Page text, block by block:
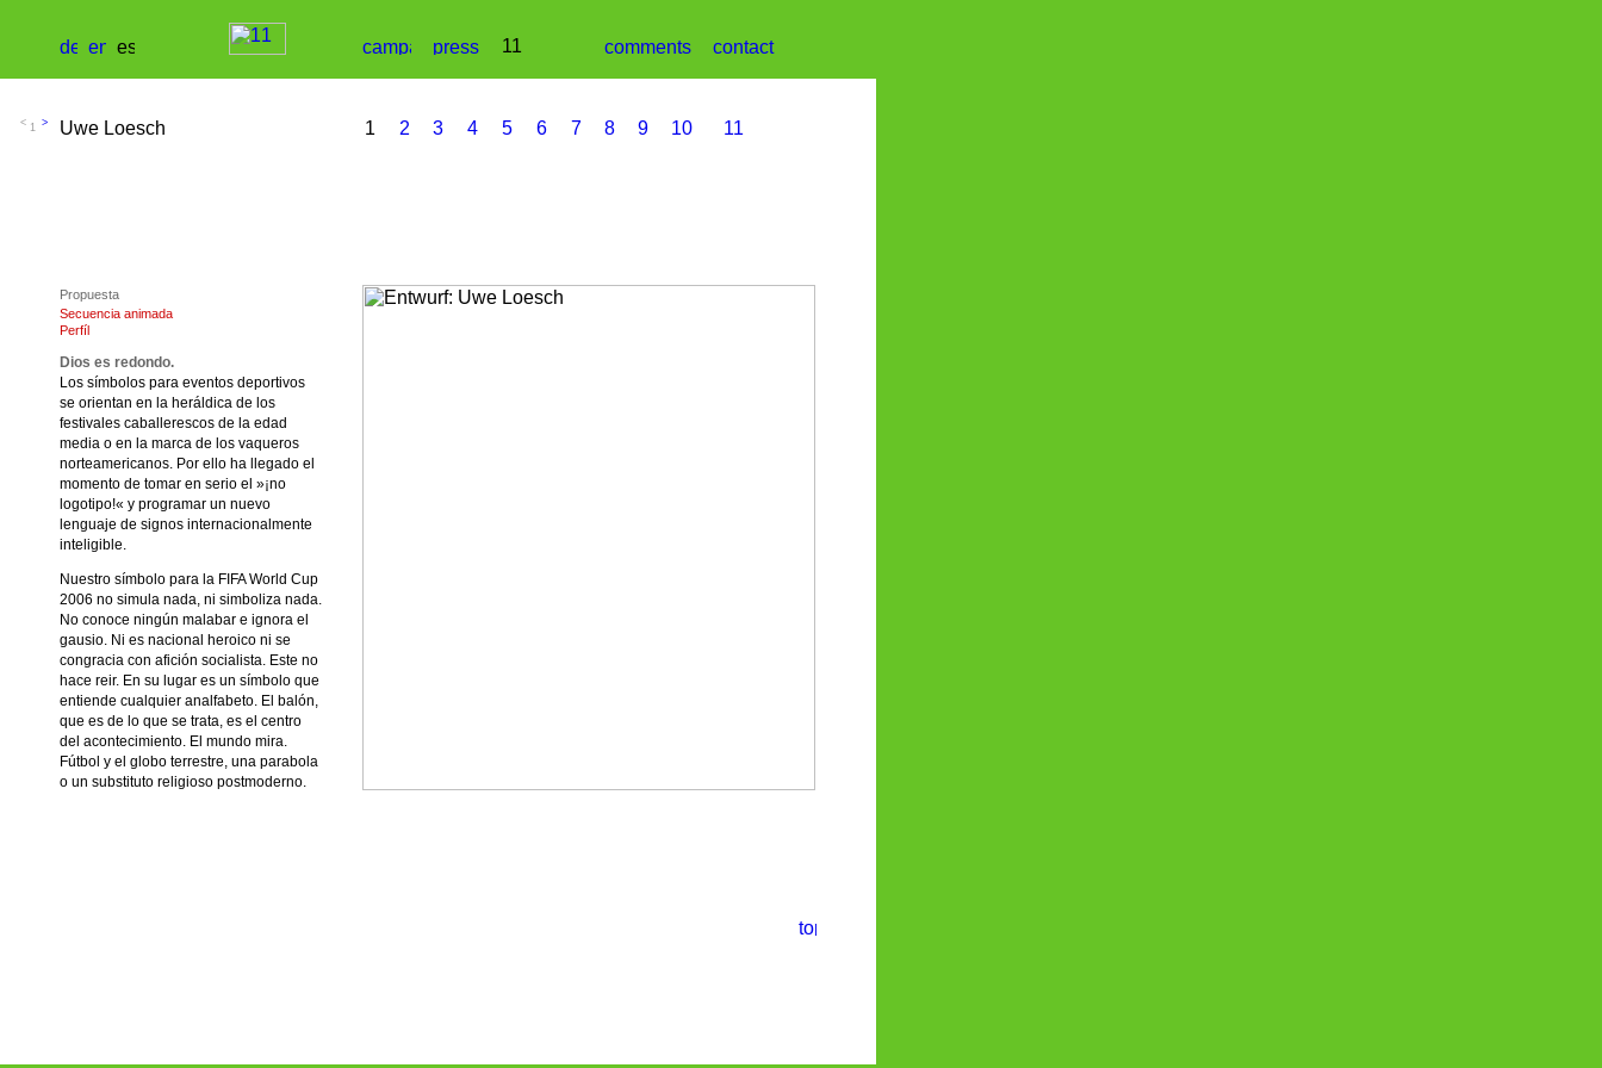
1
Propuesta
Secuencia animada
Perfíl
Dios es redondo.
Los símbolos para eventos deportivos
se orientan en la heráldica de los
festivales caballerescos de la edad
media o en la marca de los vaqueros
norteamericanos. Por ello ha llegado el
momento de tomar en serio el »¡no
logotipo!« y programar un nuevo
lenguaje de signos internacionalmente
inteligible.
Nuestro símbolo para la FIFA World Cup
2006 no simula nada, ni simboliza nada.
No conoce ningún malabar e ignora el
gausio. Ni es nacional heroico ni se
congracia con afición socialista. Este no
hace reir. En su lugar es un símbolo que
entiende cualquier analfabeto. El balón,
que es de lo que se trata, es el centro
del acontecimiento. El mundo mira.
Fútbol y el globo terrestre, una parabola
o un substituto religioso postmoderno.